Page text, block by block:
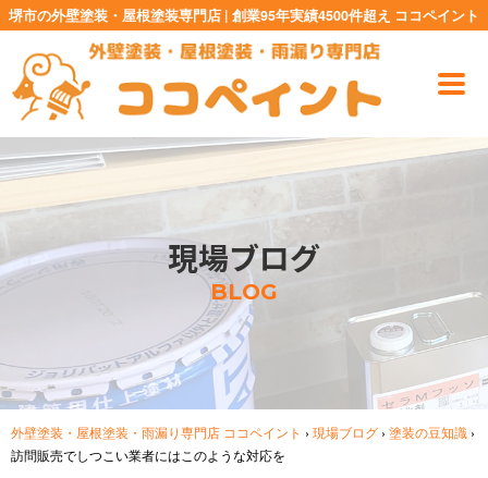
堺市の外壁塗装・屋根塗装専門店 | 創業95年実績4500件超え ココペイント
現場ブログ
BLOG
外壁塗装・屋根塗装・雨漏り専門店 ココペイント › 現場ブログ › 塗装の豆知識 ›
訪問販売でしつこい業者にはこのような対応を